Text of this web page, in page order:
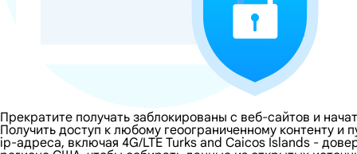
Прекратите получать заблокированы с веб-сайтов и
Получить доступ к любому геоограниченному контенту
ip-адреса, включая 4G/LTE Turks and Caicos Islands -